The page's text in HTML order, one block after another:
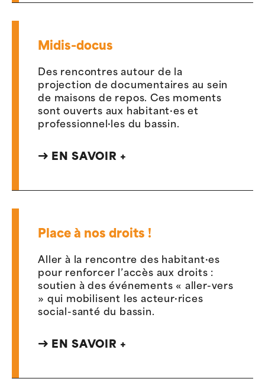
Midis-docus
Des rencontres autour de la
projection de documentaires au sein
de maisons de repos. Ces moments
sont ouverts aux habitant·es et
professionnel·les du bassin.
EN SAVOIR +
Place à nos droits !
Aller à la rencontre des habitant·es
pour renforcer l’accès aux droits :
soutien à des événements « aller-vers
» qui mobilisent les acteur·rices
social-santé du bassin.
EN SAVOIR +